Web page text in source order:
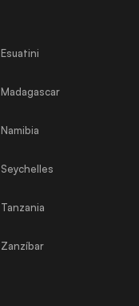
Esuatini
Madagascar
Namibia
Seychelles
Tanzania
Zanzíbar